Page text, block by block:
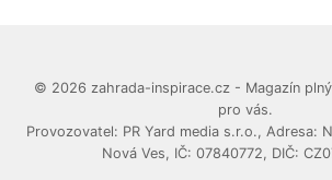
© 2026 zahrada-inspirace.cz - Magazín
pro vás.
Provozovatel: PR Yard media s.r.o., Adresa:
Nová Ves, IČ: 07840772, DIČ: